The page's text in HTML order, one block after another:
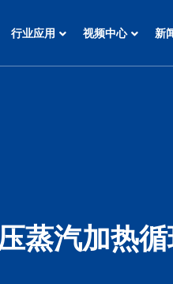
行业应用 视频中心 新
蒸汽加热